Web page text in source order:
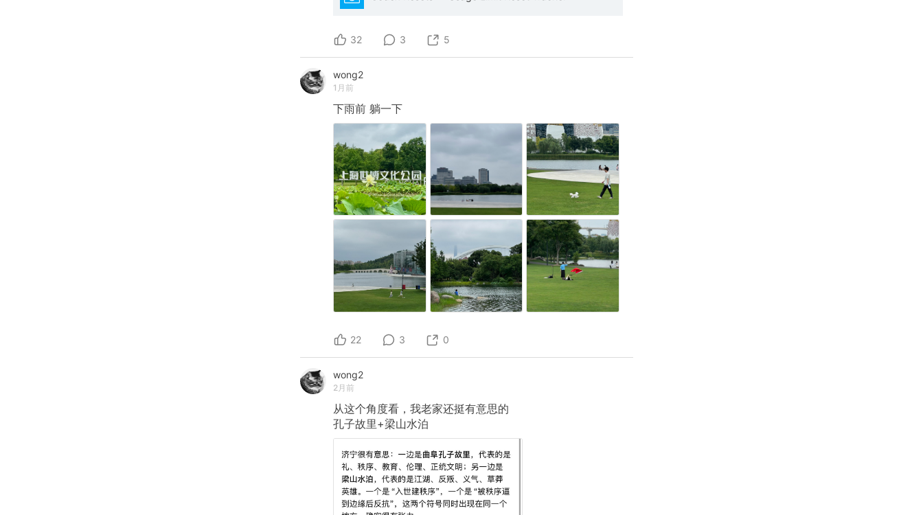
32 3 5
wong2
1月前
下雨前 躺一下
22 3 0
wong2
2月前
从这个角度看，我老家还挺有意思的
孔子故里+梁山水泊